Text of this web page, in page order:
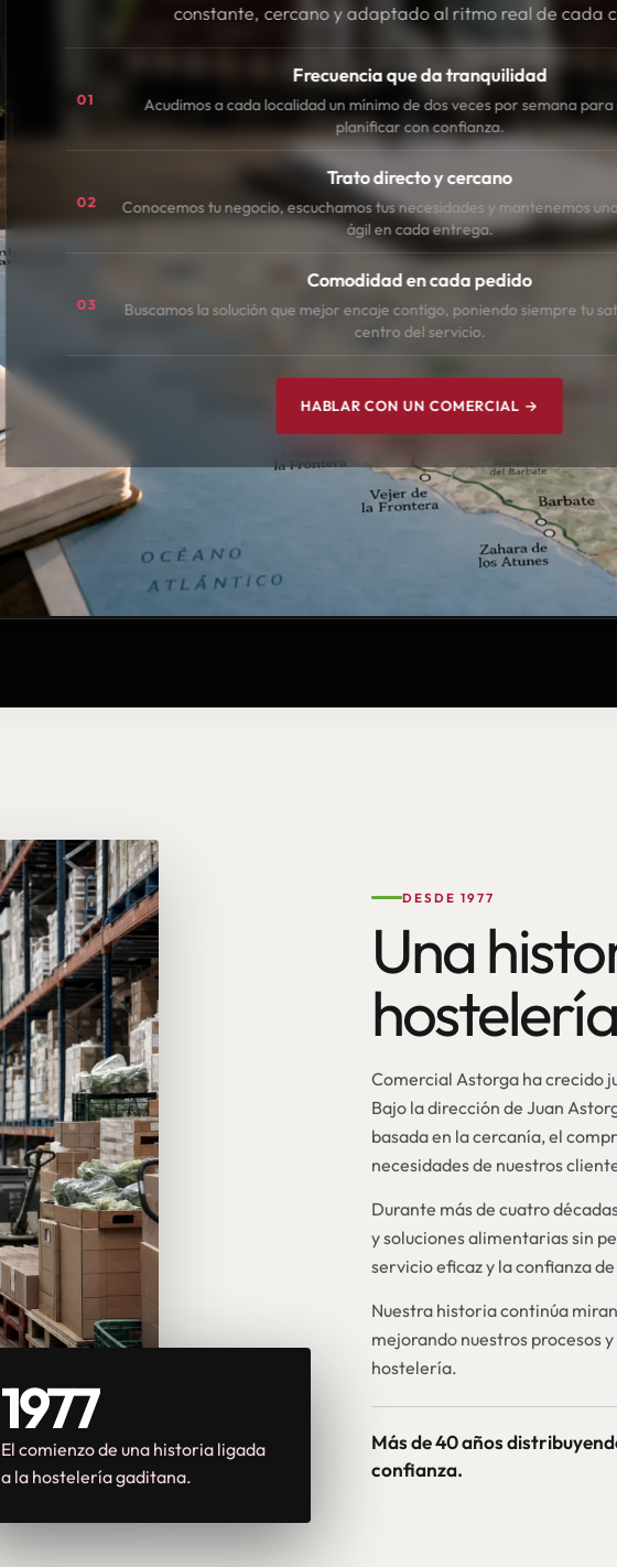
constante, cercano y adaptado al ritmo real de cada
01
Frecuencia que da tranquilidad
Acudimos a cada localidad un mínimo de dos veces por semana para
planificar con confianza.
02
Trato directo y cercano
Conocemos tu negocio, escuchamos tus necesidades y mantenemos
ágil en cada entrega.
03
Comodidad en cada pedido
Buscamos la solución que mejor encaje contigo, poniendo siempre tu
centro del servicio.
HABLAR CON UN COMERCIAL →
1977
El comienzo de una historia ligada
a la hostelería gaditana.
DESDE 1977
Una
Comercial Astorga ha crecido
Bajo la dirección de Juan
basada en la cercanía, el
necesidades de nuestros
Durante más de cuatro
y soluciones alimentarias sin
servicio eficaz y la confianza
Nuestra historia continúa
mejorando nuestros procesos
hostelería.
Más de 40 años
confianza.